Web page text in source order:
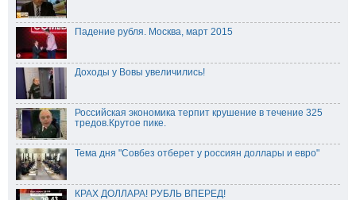
Падение рубля. Москва, март 2015
Доходы у Вовы увеличились!
Российская экономика терпит крушение в течение 325
тредов.Крутое пике.
Тема дня "Совбез отберет у россиян доллары и евро"
КРАХ ДОЛЛАРА! РУБЛЬ ВПЕРЕД!